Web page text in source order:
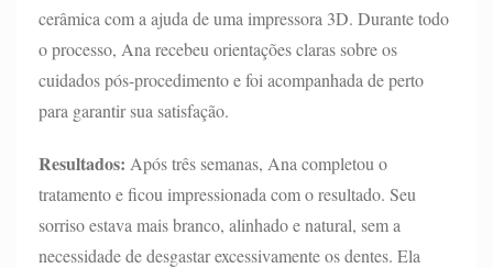
cerâmica com a ajuda de uma impressora 3D. Durante todo
o processo, Ana recebeu orientações claras sobre os
cuidados pós-procedimento e foi acompanhada de perto
para garantir sua satisfação.
Resultados: Após três semanas, Ana completou o
tratamento e ficou impressionada com o resultado. Seu
sorriso estava mais branco, alinhado e natural, sem a
necessidade de desgastar excessivamente os dentes. Ela